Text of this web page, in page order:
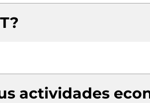
actividades